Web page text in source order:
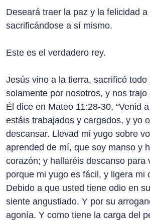
Deseará traer la paz y la felicidad
sacrificándose a sí mismo.
Este es el verdadero rey.
Jesús vino a la tierra, sacrificó
solamente por nosotros, y nos trajo
Él dice en Mateo 11:28-30, “Venid
estáis trabajados y cargados, y yo
descansar. Llevad mi yugo sobre
aprended de mí, que soy manso y
corazón; y hallaréis descanso para
porque mi yugo es fácil, y ligera mi
Debido a que usted tiene odio en
siente angustiado. Y por su
agonía. Y como tiene la carga del